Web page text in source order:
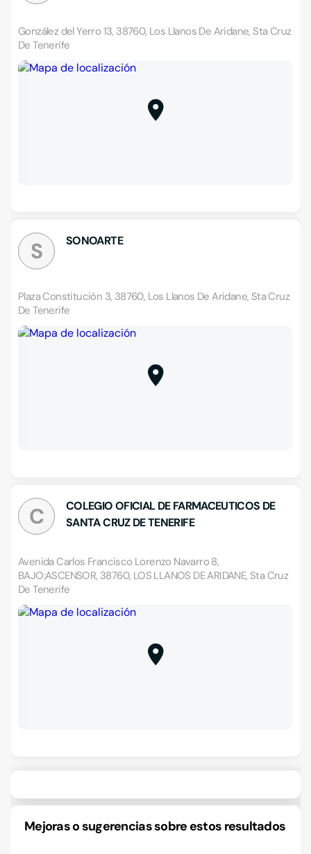
González del Yerro 13, 38760, Los Llanos De Aridane, Sta Cruz
De Tenerife
S SONOARTE
Plaza Constitución 3, 38760, Los Llanos De Aridane, Sta Cruz
De Tenerife
C
COLEGIO OFICIAL DE FARMACEUTICOS DE
SANTA CRUZ DE TENERIFE
Avenida Carlos Francisco Lorenzo Navarro 8,
BAJO;ASCENSOR, 38760, LOS LLANOS DE ARIDANE, Sta Cruz
De Tenerife
Mejoras o sugerencias sobre estos resultados